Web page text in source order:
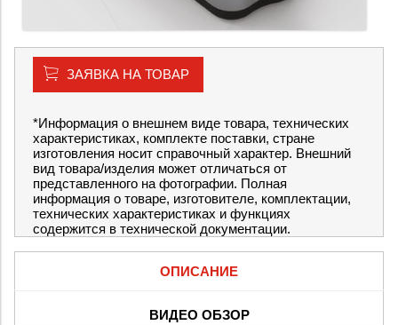
ЗАЯВКА НА ТОВАР
*Информация о внешнем виде товара, технических
характеристиках, комплекте поставки, стране
изготовления носит справочный характер. Внешний
вид товара/изделия может отличаться от
представленного на фотографии. Полная
информация о товаре, изготовителе, комплектации,
технических характеристиках и функциях
содержится в технической документации.
ОПИСАНИЕ
ВИДЕО ОБЗОР